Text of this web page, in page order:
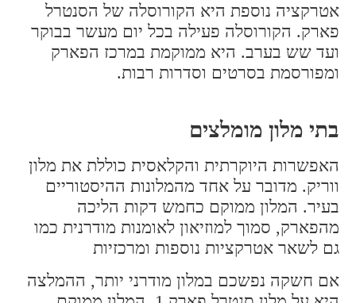
אטרקציה נוספת היא הקורוסלה של הסנטרל
פארק. הקורוסלה פעילה בכל יום מעשר בבוקר
ועד שש בערב. היא ממוקמת במרכז הפארק
ומפורסמת בסרטים וסדרות רבות.
בתי מלון מומלצים
האפשרות היוקרתית והקלאסית כוללת את מלון
ווריק. מדובר על אחד מהמלונות ההיסטוריים
בעיר. המלון ממוקם כחמש דקות הליכה
מהפארק, סמוך למוזיאון לאומנות מודרנית כמו
גם לשאר אטרקציות נוספות ומרכזיות
אם חשקה נפשכם במלון מודרני יותר, ההמלצה